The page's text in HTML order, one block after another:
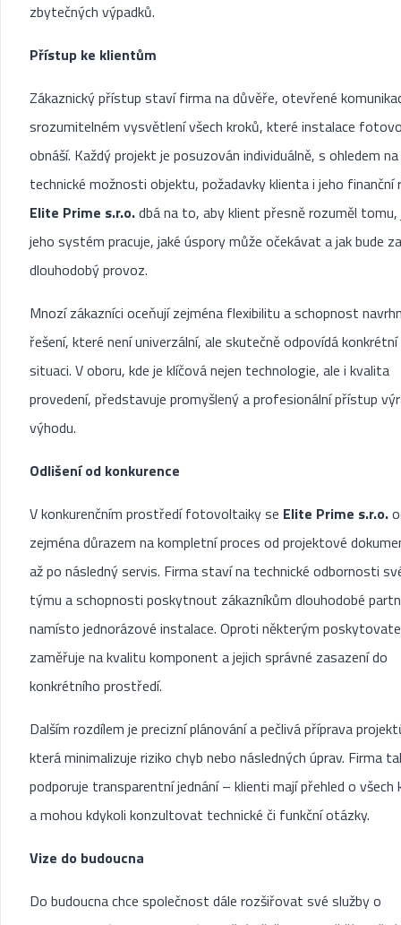
zbytečných výpadků.
Přístup ke klientům
Zákaznický přístup staví firma na důvěře, otevřené
srozumitelném vysvětlení všech kroků, které instalace
obnáší. Každý projekt je posuzován individuálně, s ohledem na
technické možnosti objektu, požadavky klienta i jeho finanční
Elite Prime s.r.o.dbá na to, aby klient přesně rozuměl tomu,
jeho systém pracuje, jaké úspory může očekávat a jak bude
dlouhodobý provoz.
Mnozí zákazníci oceňují zejména flexibilitu a schopnost
řešení, které není univerzální, ale skutečně odpovídá konkrétní
situaci. V oboru, kde je klíčová nejen technologie, ale i kvalita
provedení, představuje promyšlený a profesionální přístup
výhodu.
Odlišení od konkurence
V konkurenčním prostředí fotovoltaiky se Elite Prime s.r.o.
zejména důrazem na kompletní proces od projektové
až po následný servis. Firma staví na technické odbornosti
týmu a schopnosti poskytnout zákazníkům dlouhodobé
namísto jednorázové instalace. Oproti některým
zaměřuje na kvalitu komponent a jejich správné zasazení do
konkrétního prostředí.
Dalším rozdílem je precizní plánování a pečlivá příprava
která minimalizuje riziko chyb nebo následných úprav. Firma
podporuje transparentní jednání – klienti mají přehled o všech
a mohou kdykoli konzultovat technické či funkční otázky.
Vize do budoucna
Do budoucna chce společnost dále rozšiřovat své služby o